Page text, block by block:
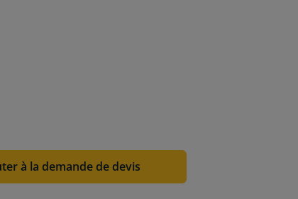
à la demande de devis